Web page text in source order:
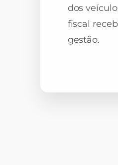
dos
fiscal
gestão.